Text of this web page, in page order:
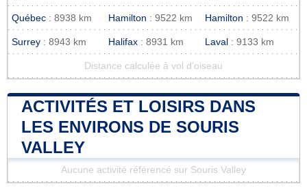
Québec : 8938 km Hamilton : 9522 km Hamilton : 9522 km
Surrey : 8943 km Halifax : 8931 km Laval : 9133 km
Distance calculée à vol d'oiseau
ACTIVITÉS ET LOISIRS DANS
LES ENVIRONS DE SOURIS
VALLEY
Aucune activité référencé sur Souris Valley